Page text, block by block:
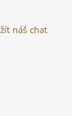
náš chat